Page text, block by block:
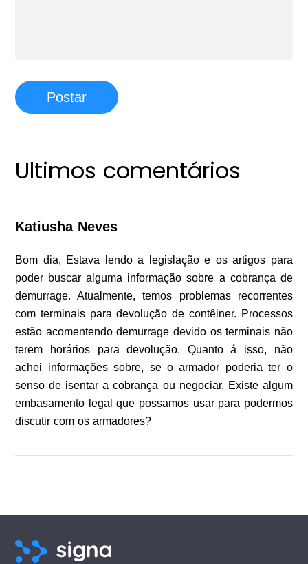
Postar
Ultimos comentários
Katiusha Neves
Bom dia, Estava lendo a legislação e os artigos para
poder buscar alguma informação sobre a cobrança de
demurrage. Atualmente, temos problemas recorrentes
com terminais para devolução de contêiner. Processos
estão acomentendo demurrage devido os terminais não
terem horários para devolução. Quanto á isso, não
achei informações sobre, se o armador poderia ter o
senso de isentar a cobrança ou negociar. Existe algum
embasamento legal que possamos usar para podermos
discutir com os armadores?